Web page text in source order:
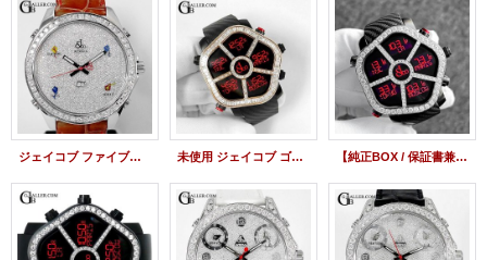
ジェイコブ ファイブタイムゾーン アフターダイヤ 47mm ベゼル バックル ダイヤ加工 未使用 ジェイコブ ゴースト 18KPG バゲットダイヤベゼル JACOB&Co GHOST 黒 【純正BOX / 保証書兼取扱説明書 / 交換用ベゼル】JACOB&CO ジェイコブ ゴースト ファイブタイムゾーン ダイヤベゼル JC-GST-CBN/24228